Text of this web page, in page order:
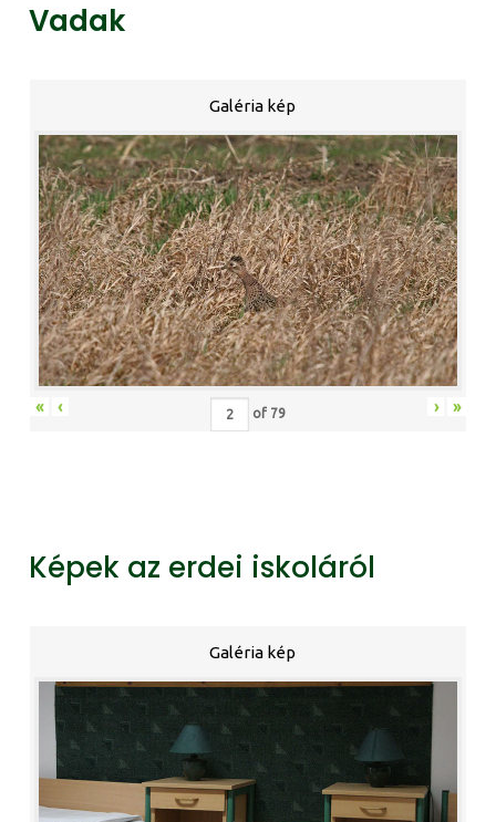
Vadak
Galéria kép
« ‹ of 79 › »
Képek az erdei iskoláról
Galéria kép